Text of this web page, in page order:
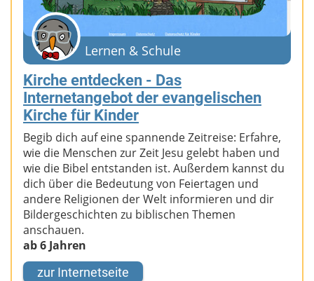
Lernen & Schule
Kirche entdecken - Das
Internetangebot der evangelischen
Kirche für Kinder
Begib dich auf eine spannende Zeitreise: Erfahre,
wie die Menschen zur Zeit Jesu gelebt haben und
wie die Bibel entstanden ist. Außerdem kannst du
dich über die Bedeutung von Feiertagen und
andere Religionen der Welt informieren und dir
Bildergeschichten zu biblischen Themen
anschauen.
ab 6 Jahren
zur Internetseite